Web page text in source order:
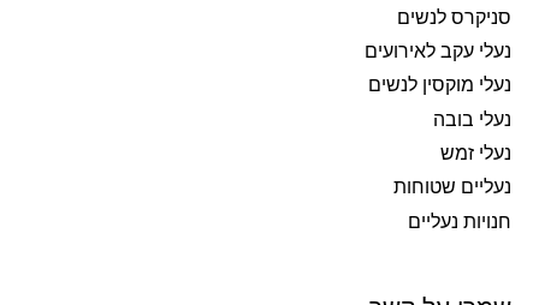
סניקרס לנשים
נעלי עקב לאירועים
נעלי מוקסין לנשים
נעלי בובה
נעלי זמש
נעליים שטוחות
חנויות נעליים